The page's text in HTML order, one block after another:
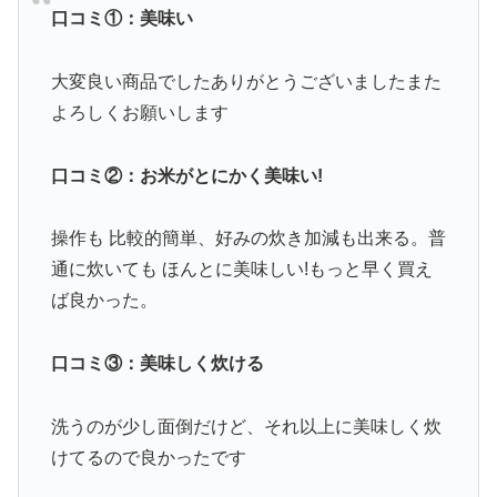
口コミ①：美味い
大変良い商品でしたありがとうございましたまた
よろしくお願いします
口コミ②：お米がとにかく美味い!
操作も 比較的簡単、好みの炊き加減も出来る。普
通に炊いても ほんとに美味しい!もっと早く買え
ば良かった。
口コミ③：美味しく炊ける
洗うのが少し面倒だけど、それ以上に美味しく炊
けてるので良かったです